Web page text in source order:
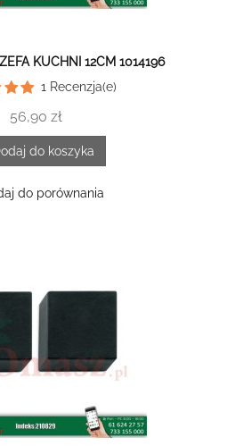
KUCHNI 12CM 1014196
1Recenzja(e)
56,90 zł
do koszyka
do porównania